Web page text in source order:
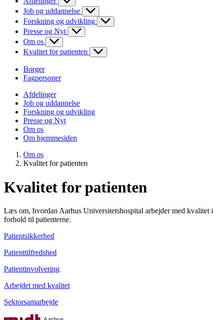
Job og uddannelse
Forskning og udvikling
Presse og Nyt
Om os
Kvalitet for patienten
Borger
Fagpersoner
Afdelinger
Job og uddannelse
Forskning og udvikling
Presse og Nyt
Om os
Om hjemmesiden
Om os
Kvalitet for patienten
Kvalitet for patienten
Læs om, hvordan Aarhus Universitetshospital arbejder med kvalitet i
forhold til patienterne.
Patientsikkerhed
Patienttilfredshed
Patientinvolvering
Arbejdet med kvalitet
Sektorsamarbejde